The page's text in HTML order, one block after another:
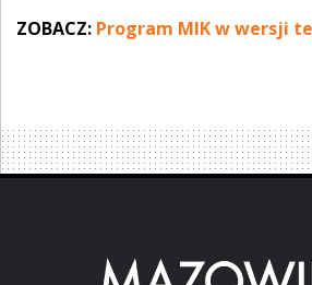
ZOBACZ: Program MIK w wersji